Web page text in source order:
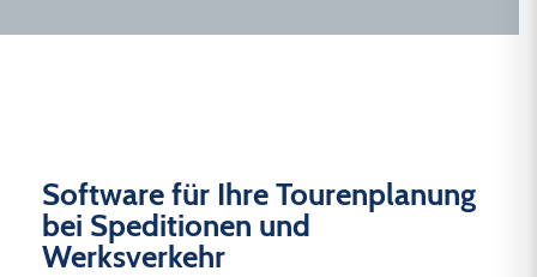
Personalmanagement und
Prämienlohnsysteme
Software für Ihre Tourenplanung
bei Speditionen und
Werksverkehr